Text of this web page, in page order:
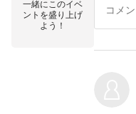
一緒にこのイベ
ントを盛り上げ
よう！